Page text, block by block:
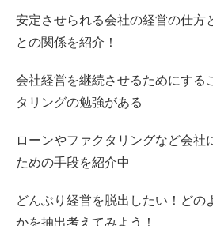
安定させられる会社の経営の仕方
との関係を紹介！
会社経営を継続させるためにする
タリングの勉強がある
ローンやファクタリングなど会社
ための手段を紹介中
どんぶり経営を脱出したい！どの
かを抽出考えてみよう！